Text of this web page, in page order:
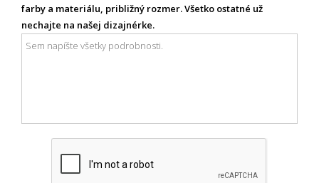
farby a materiálu, približný rozmer. Všetko ostatné už
nechajte na našej dizajnérke.